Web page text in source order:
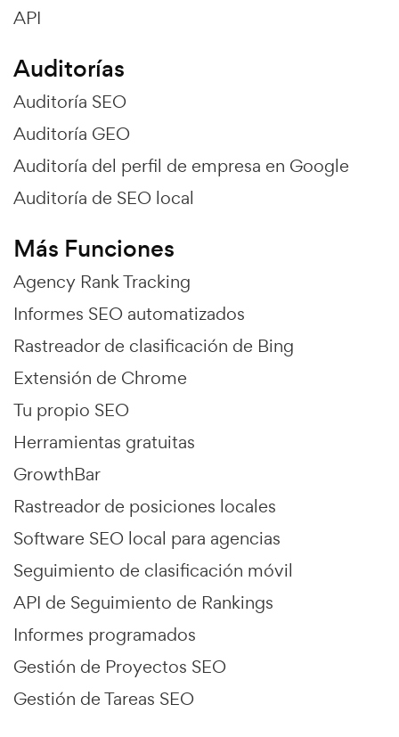
API
Auditorías
Auditoría SEO
Auditoría GEO
Auditoría del perfil de empresa en Google
Auditoría de SEO local
Más Funciones
Agency Rank Tracking
Informes SEO automatizados
Rastreador de clasificación de Bing
Extensión de Chrome
Tu propio SEO
Herramientas gratuitas
GrowthBar
Rastreador de posiciones locales
Software SEO local para agencias
Seguimiento de clasificación móvil
API de Seguimiento de Rankings
Informes programados
Gestión de Proyectos SEO
Gestión de Tareas SEO